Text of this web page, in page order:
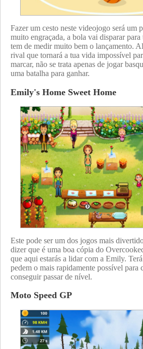
Fazer um cesto neste videojogo será um
muito engraçada, a bola vai disparar
tem de medir muito bem o lançamento.
rival que tornará a tua vida impossível
marcar, não se trata apenas de jogar
uma batalha para ganhar.
Emily's Home Sweet Home
Este pode ser um dos jogos mais
dizer que é uma boa cópia do
que aqui estarás a lidar com a Emily.
pedem o mais rapidamente possível para
conseguir passar de nível.
Moto Speed GP